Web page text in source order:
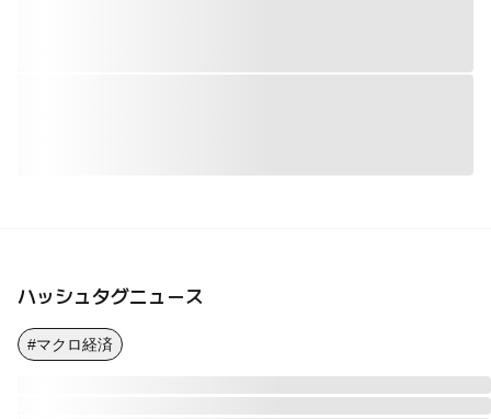
ハッシュタグニュース
#マクロ経済